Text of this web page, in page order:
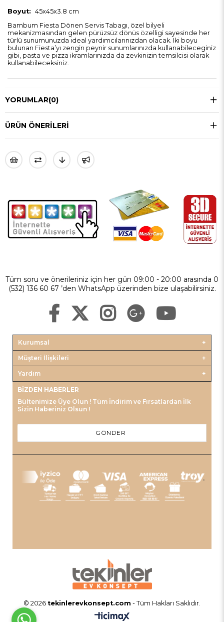
Boyut: 45x45x3.8 cm
Bambum Fiesta Dönen Servis Tabagı, özel bilyeli
mekanizmasından gelen pürüzsüz dönüs özelligi sayesinde her
türlü sunumunuzda ideal yardımcılarınızdan olacak. Iki boyu
bulunan Fiesta’yı zengin peynir sunumlarınızda kullanabileceginiz
gibi, pasta ve pizza ikramlarınızda da zevkinizin temsilcisi olarak
kullanabileceksiniz.
YORUMLAR(0)
ÜRÜN ÖNERILERI
Tüm soru ve önerileriniz için her gün 09:00 - 20:00 arasında 0
(532) 136 60 67 ’den WhatsApp üzerinden bize ulaşabilirsiniz.
Kurumsal
Müşteri İlişkileri
Yardım
BIZDEN HABERLER
Bültenimize Üye Olun ! Tüm İndirim ve Fırsatlardan İlk
Sizin Haberiniz Olsun !
GÖNDER
© 2026 tekinlerevkonsept.com - Tüm Hakları Saklıdır.